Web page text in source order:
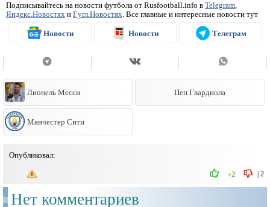
Подписывайтесь на новости футбола от Rusfootball.info в Telegram,
Яндекс.Новостях и Гугл.Новостях. Все главные и интересные новости тут
Новости Новости Телеграм
Лионель Месси Пеп Гвардиола
Манчестер Сити
Опубликовал:
2
+2
Нет комментариев